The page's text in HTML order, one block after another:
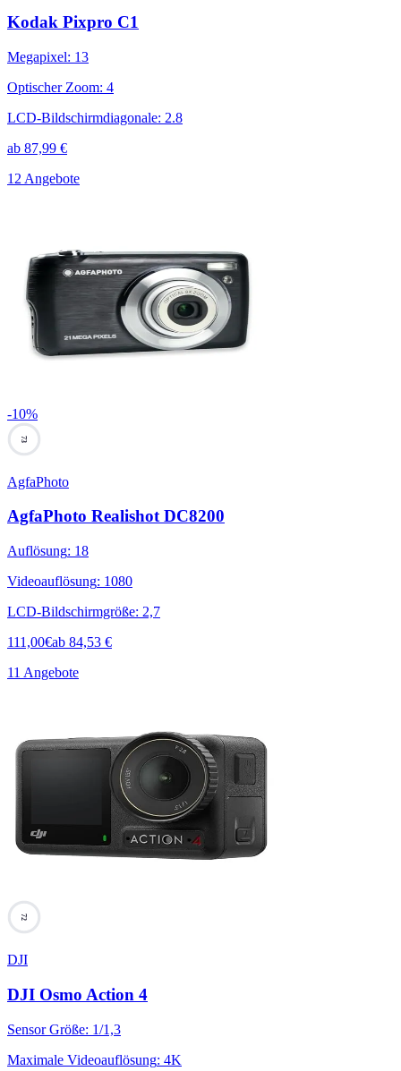
Kodak Pixpro C1
Megapixel: 13
Optischer Zoom: 4
LCD-Bildschirmdiagonale: 2.8
ab 87,99 €
12 Angebote
-10%
73
AgfaPhoto
AgfaPhoto Realishot DC8200
Auflösung: 18
Videoauflösung: 1080
LCD-Bildschirmgröße: 2,7
111,00€ab 84,53 €
11 Angebote
72
DJI
DJI Osmo Action 4
Sensor Größe: 1/1,3
Maximale Videoauflösung: 4K